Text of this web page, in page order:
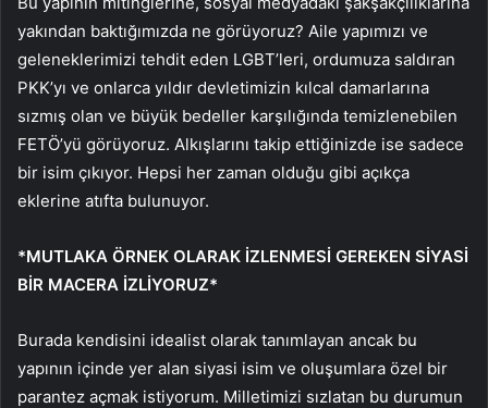
yakından baktığımızda ne görüyoruz? Aile yapımızı ve
geleneklerimizi tehdit eden LGBT’leri, ordumuza saldıran
PKK’yı ve onlarca yıldır devletimizin kılcal damarlarına
sızmış olan ve büyük bedeller karşılığında temizlenebilen
FETÖ’yü görüyoruz. Alkışlarını takip ettiğinizde ise sadece
bir isim çıkıyor. Hepsi her zaman olduğu gibi açıkça
eklerine atıfta bulunuyor.
*MUTLAKA ÖRNEK OLARAK İZLENMESİ GEREKEN SİYASİ
BİR MACERA İZLİYORUZ*
Burada kendisini idealist olarak tanımlayan ancak bu
yapının içinde yer alan siyasi isim ve oluşumlara özel bir
parantez açmak istiyorum. Milletimizi sızlatan bu durumun